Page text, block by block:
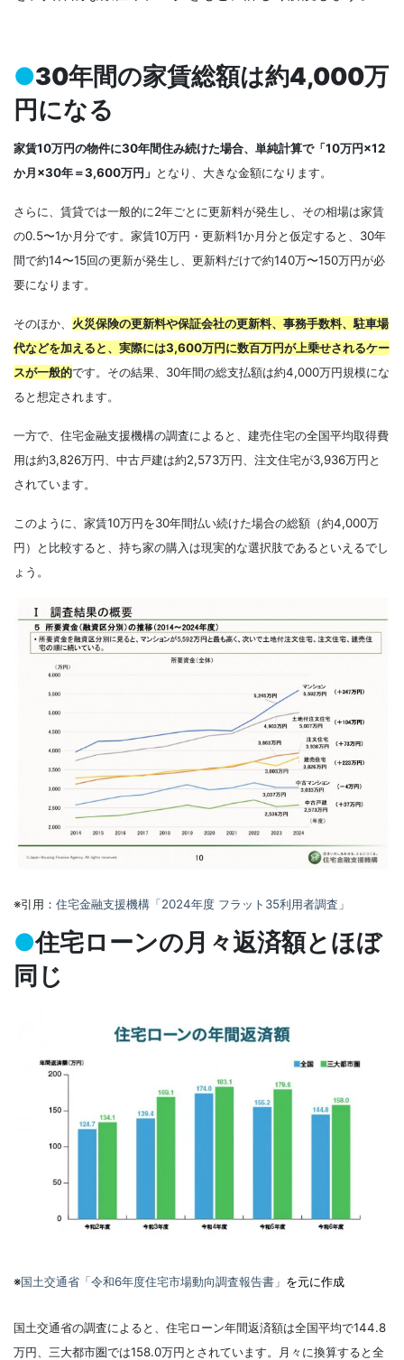
●30年間の家賃総額は約4,000万
円になる
家賃10万円の物件に30年間住み続けた場合、単純計算で「10万円×12
か月×30年＝3,600万円」 となり、大きな金額になります。
さらに、賃貸では一般的に2年ごとに更新料が発生し、その相場は家賃
の0.5〜1か月分です。家賃10万円・更新料1か月分と仮定すると、30年
間で約14〜15回の更新が発生し、更新料だけで約140万〜150万円が必
要になります。
そのほか、 火災保険の更新料や保証会社の更新料、事務手数料、駐車場
代などを加えると、実際には3,600万円に数百万円が上乗せされるケー
スが一般的です。その結果、30年間の総支払額は約4,000万円規模にな
ると想定されます。
一方で、住宅金融支援機構の調査によると、建売住宅の全国平均取得費
用は約3,826万円、中古戸建は約2,573万円、注文住宅が3,936万円と
されています。
このように、家賃10万円を30年間払い続けた場合の総額（約4,000万
円）と比較すると、持ち家の購入は現実的な選択肢であるといえるでし
ょう。
※引用： 住宅金融支援機構「2024年度 フラット35利用者調査」
●住宅ローンの月々返済額とほぼ
同じ
※国土交通省「令和6年度住宅市場動向調査報告書」 を元に作成
国土交通省の調査によると、住宅ローン年間返済額は全国平均で144.8
万円、三大都市圏では158.0万円とされています。月々に換算すると全